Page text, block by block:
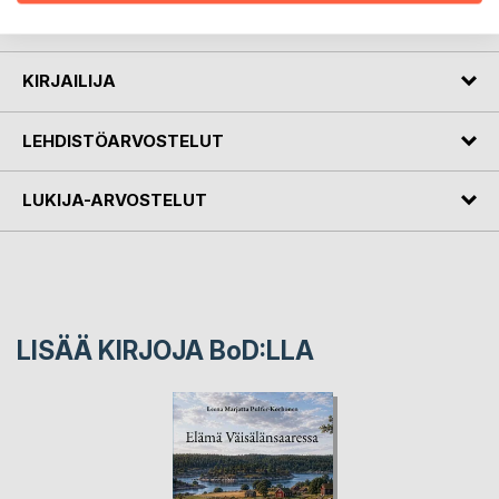
KIRJAILIJA
LEHDISTÖARVOSTELUT
LUKIJA-ARVOSTELUT
LISÄÄ KIRJOJA BoD:LLA